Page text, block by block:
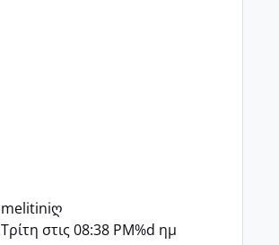
melitiniღ
Τρίτη στις 08:38 PM%d ημ